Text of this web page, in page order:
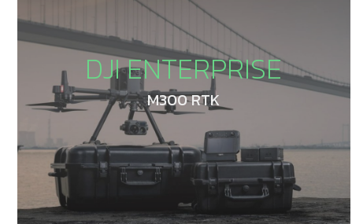
DJI ENTERPRISE
M300 RTK